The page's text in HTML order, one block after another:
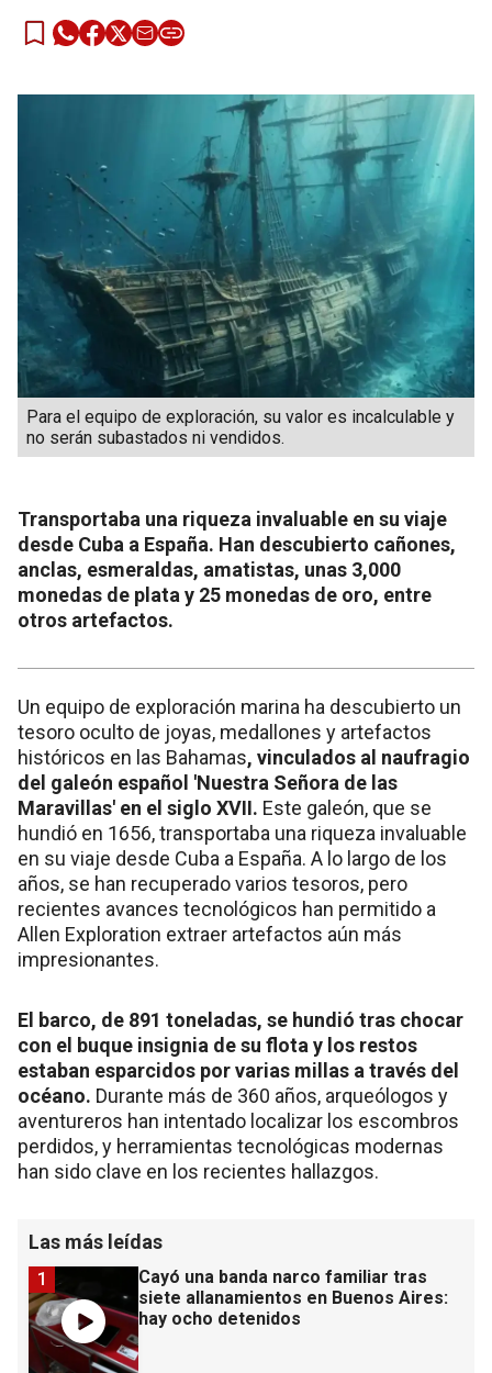
Para el equipo de exploración, su valor es incalculable y
no serán subastados ni vendidos.
Transportaba una riqueza invaluable en su viaje
desde Cuba a España. Han descubierto cañones,
anclas, esmeraldas, amatistas, unas 3,000
monedas de plata y 25 monedas de oro, entre
otros artefactos.
Un equipo de exploración marina ha descubierto un
tesoro oculto de joyas, medallones y artefactos
históricos en las Bahamas, vinculados al naufragio
del galeón español 'Nuestra Señora de las
Maravillas' en el siglo XVII. Este galeón, que se
hundió en 1656, transportaba una riqueza invaluable
en su viaje desde Cuba a España. A lo largo de los
años, se han recuperado varios tesoros, pero
recientes avances tecnológicos han permitido a
Allen Exploration extraer artefactos aún más
impresionantes.
El barco, de 891 toneladas, se hundió tras chocar
con el buque insignia de su flota y los restos
estaban esparcidos por varias millas a través del
océano. Durante más de 360 años, arqueólogos y
aventureros han intentado localizar los escombros
perdidos, y herramientas tecnológicas modernas
han sido clave en los recientes hallazgos.
Las más leídas
Cayó una banda narco familiar tras
siete allanamientos en Buenos Aires:
hay ocho detenidos
1